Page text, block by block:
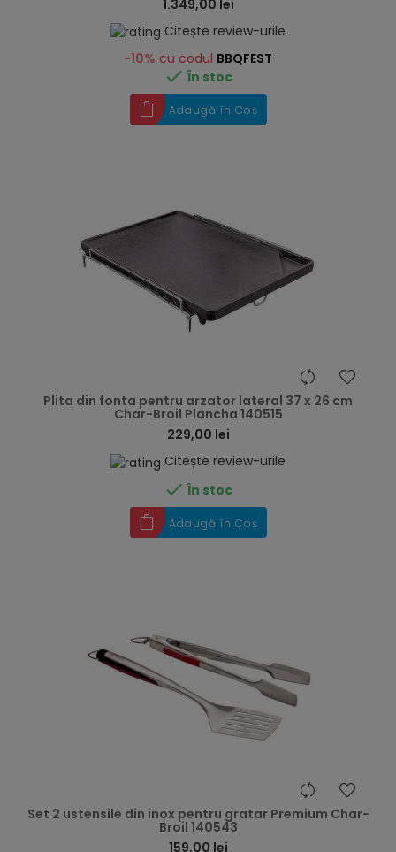
1.349,00 lei
Citește review-urile
-10% cu codul BBQFEST
 În stoc
Adaugă în Coș
Plita din fonta pentru arzator lateral 37 x 26 cm
Char-Broil Plancha 140515
229,00 lei
Citește review-urile
 În stoc
Adaugă în Coș
Set 2 ustensile din inox pentru gratar Premium Char-
Broil 140543
159,00 lei